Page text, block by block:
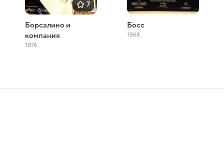
7
Борсалино и
компания
1974
Босс
1968